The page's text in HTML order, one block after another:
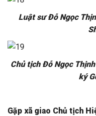
Luật sư Đỗ Ngọc
Chủ tịch Đỗ Ngọc
ký
Gặp xã giao Chủ tịch